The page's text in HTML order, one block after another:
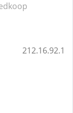
212.16.92.1